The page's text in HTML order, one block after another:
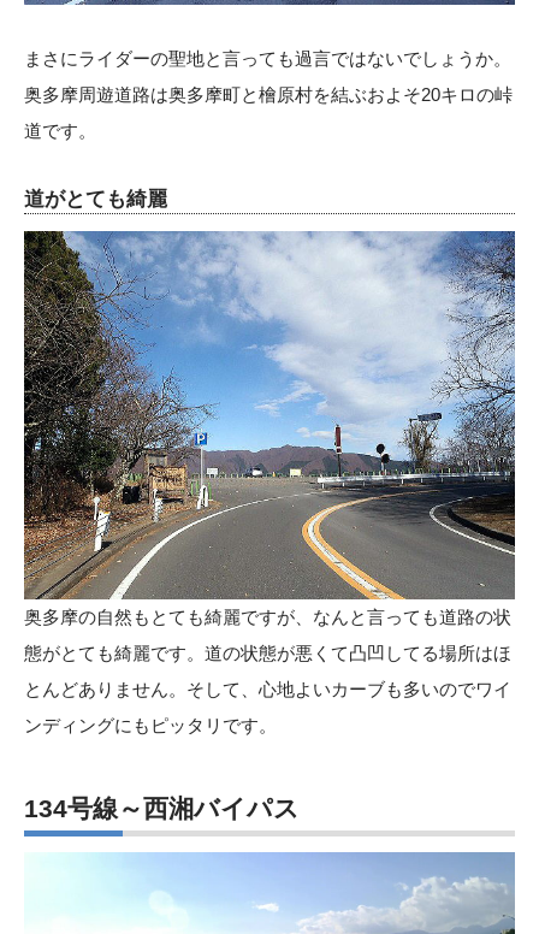
まさにライダーの聖地と言っても過言ではないでしょうか。
奥多摩周遊道路は奥多摩町と檜原村を結ぶおよそ20キロの峠
道です。
道がとても綺麗
奥多摩の自然もとても綺麗ですが、なんと言っても道路の状
態がとても綺麗です。道の状態が悪くて凸凹してる場所はほ
とんどありません。そして、心地よいカーブも多いのでワイ
ンディングにもピッタリです。
134号線～西湘バイパス